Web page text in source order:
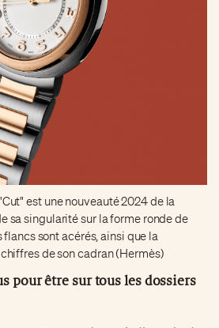
est une nouveauté 2024 de la
sa singularité sur la forme ronde de
sont acérés, ainsi que la
de son cadran (Hermès)
pour être sur tous les dossiers